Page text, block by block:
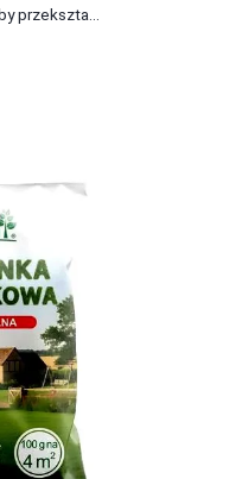
przekszta...